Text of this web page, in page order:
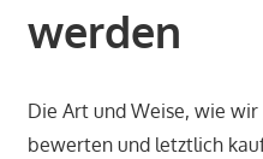
werden
Die Art und Weise, wie
bewerten und letztlich